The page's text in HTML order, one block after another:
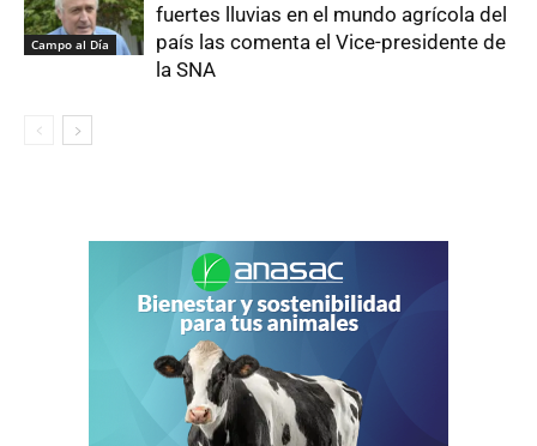
Campo al Día
fuertes lluvias en el mundo agrícola del
país las comenta el Vice-presidente de
la SNA